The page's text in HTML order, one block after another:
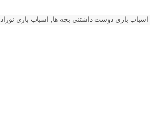
اسباب بازی دوست داشتنی بچه ها, اسباب بازی نوزاد